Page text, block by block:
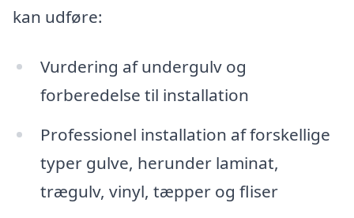
kan udføre:
Vurdering af undergulv og
forberedelse til installation
Professionel installation af forskellige
typer gulve, herunder laminat,
trægulv, vinyl, tæpper og fliser